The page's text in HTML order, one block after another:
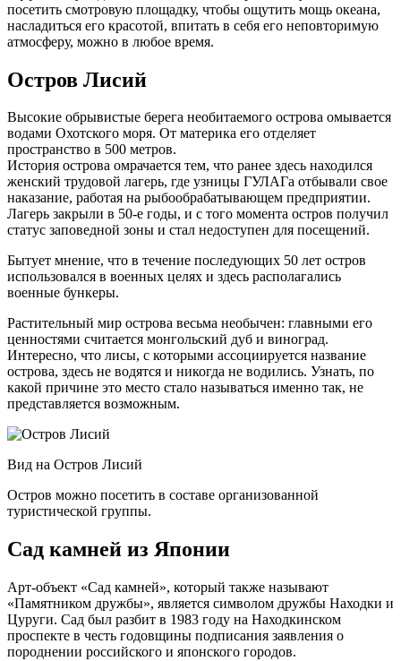
посетить смотровую площадку, чтобы ощутить мощь океана,
насладиться его красотой, впитать в себя его неповторимую
атмосферу, можно в любое время.
Остров Лисий
Высокие обрывистые берега необитаемого острова омывается
водами Охотского моря. От материка его отделяет
пространство в 500 метров.
История острова омрачается тем, что ранее здесь находился
женский трудовой лагерь, где узницы ГУЛАГа отбывали свое
наказание, работая на рыбообрабатывающем предприятии.
Лагерь закрыли в 50-е годы, и с того момента остров получил
статус заповедной зоны и стал недоступен для посещений.
Бытует мнение, что в течение последующих 50 лет остров
использовался в военных целях и здесь располагались
военные бункеры.
Растительный мир острова весьма необычен: главными его
ценностями считается монгольский дуб и виноград.
Интересно, что лисы, с которыми ассоциируется название
острова, здесь не водятся и никогда не водились. Узнать, по
какой причине это место стало называться именно так, не
представляется возможным.
Вид на Остров Лисий
Остров можно посетить в составе организованной
туристической группы.
Сад камней из Японии
Арт-объект «Сад камней», который также называют
«Памятником дружбы», является символом дружбы Находки и
Цуруги. Сад был разбит в 1983 году на Находкинском
проспекте в честь годовщины подписания заявления о
породнении российского и японского городов.